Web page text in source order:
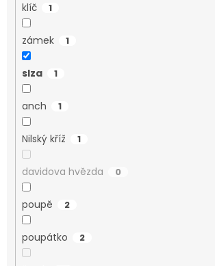
klíč 1
zámek 1
slza 1
anch 1
Nilský kříž 1
davidova hvězda 0
poupě 2
poupátko 2